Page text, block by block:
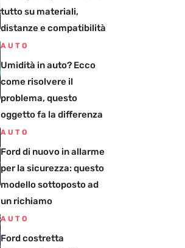
tutto su materiali,
distanze e compatibilità
AUTO
Umidità in auto? Ecco
come risolvere il
problema, questo
oggetto fa la differenza
AUTO
Ford di nuovo in allarme
per la sicurezza: questo
modello sottoposto ad
un richiamo
AUTO
Ford costretta